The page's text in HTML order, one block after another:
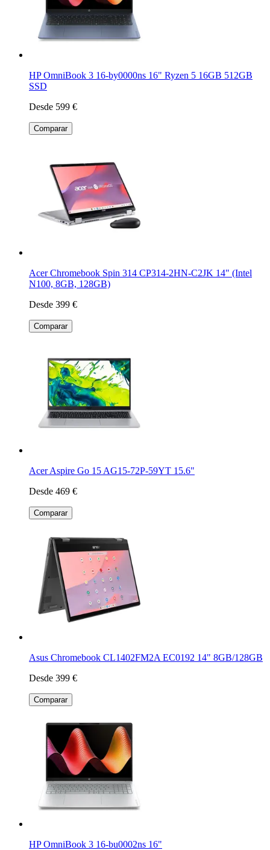
HP OmniBook 3 16-by0000ns 16" Ryzen 5 16GB 512GB
SSD
Desde 599 €
Comparar
Acer Chromebook Spin 314 CP314-2HN-C2JK 14" (Intel
N100, 8GB, 128GB)
Desde 399 €
Comparar
Acer Aspire Go 15 AG15-72P-59YT 15.6"
Desde 469 €
Comparar
Asus Chromebook CL1402FM2A EC0192 14" 8GB/128GB
Desde 399 €
Comparar
HP OmniBook 3 16-bu0002ns 16"